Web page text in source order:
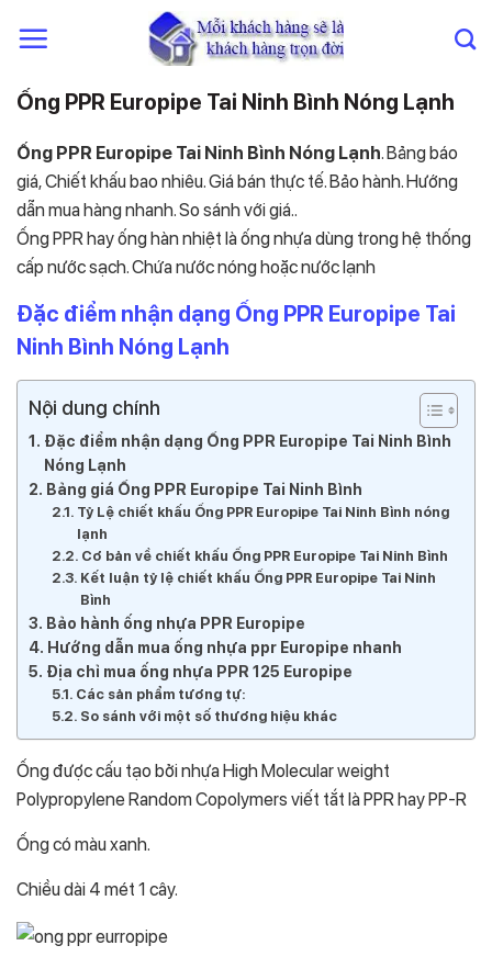
đến
dungỐng PPR Europipe Tai Ninh Bình Nóng Lạnh
Ống PPR Europipe Tai Ninh Bình Nóng Lạnh. Bảng báo
giá, Chiết khấu bao nhiêu. Giá bán thực tế. Bảo hành. Hướng
dẫn mua hàng nhanh. So sánh với giá..
Ống PPR hay ống hàn nhiệt là ống nhựa dùng trong hệ thống
cấp nước sạch. Chứa nước nóng hoặc nước lạnh
Đặc điểm nhận dạng Ống PPR Europipe Tai
Ninh Bình Nóng Lạnh
Nội dung chính
Đặc điểm nhận dạng Ống PPR Europipe Tai Ninh Bình
Nóng Lạnh
Bảng giá Ống PPR Europipe Tai Ninh Bình
Tỷ Lệ chiết khấu Ống PPR Europipe Tai Ninh Bình nóng
lạnh
Cơ bản về chiết khấu Ống PPR Europipe Tai Ninh Bình
Kết luận tỷ lệ chiết khấu Ống PPR Europipe Tai Ninh
Bình
Bảo hành ống nhựa PPR Europipe
Hướng dẫn mua ống nhựa ppr Europipe nhanh
Địa chỉ mua ống nhựa PPR 125 Europipe
Các sản phẩm tương tự:
So sánh với một số thương hiệu khác
Ống được cấu tạo bởi nhựa High Molecular weight
Polypropylene Random Copolymers viết tắt là PPR hay PP-R
Ống có màu xanh.
Chiều dài 4 mét 1 cây.